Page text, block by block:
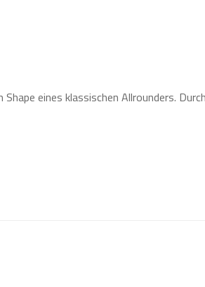
eines klassischen Allrounders.